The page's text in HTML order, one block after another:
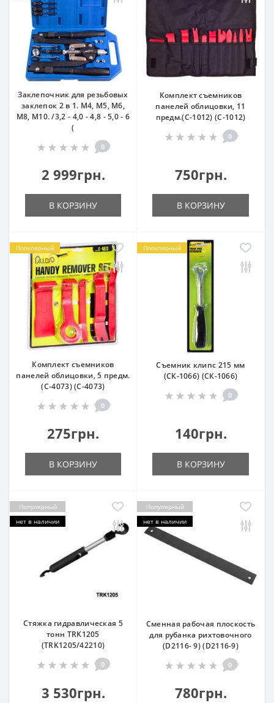
Заклепочник для резьбовых
заклепок 2 в 1. M4, M5, M6,
M8, M10. /3,2 - 4,0 - 4,8 - 5,0 - 6
(
0
2 999грн.
В КОРЗИНУ
Комплект съемников
панелей облицовки, 11
предм.(С-1012) (С-1012)
0
750грн.
В КОРЗИНУ
Популярный
Комплект съемников
панелей облицовки, 5 предм.
(С-4073) (С-4073)
0
275грн.
В КОРЗИНУ
Популярный
Съемник клипс 215 мм
(СК-1066) (СК-1066)
0
140грн.
В КОРЗИНУ
Популярный
нет в наличии
Стяжка гидравлическая 5
тонн TRK1205
(TRK1205/42210)
0
3 530грн.
Популярный
нет в наличии
Сменная рабочая плоскость
для рубанка рихтовочного
(D2116- 9) (D2116-9)
0
780грн.